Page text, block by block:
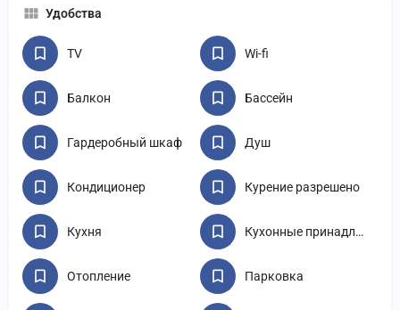
Удобства
TV Wi-fi
Балкон Бассейн
Гардеробный шкаф Душ
Кондиционер Курение разрешено
Кухня Кухонные принадлежности
Отопление Парковка